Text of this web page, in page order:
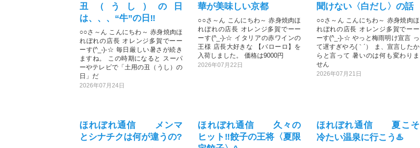
丑（うし）の日
は、、、“牛”の日‼️
○○さ～ん こんにちわ～ 赤身焼肉ほ
れぼれの店長 オレンジ多賀でーー
ーす(^_-)-☆ 毎日厳しい暑さが続き
ますね。 この時期になると スーパ
ーやテレビで「土用の丑（うし）の
日」だ
2026年07月24日
華が美味しい京都
○○さ～ん こんにちわ～ 赤身焼肉ほ
れぼれの店長 オレンジ多賀でーー
ーす(^_-)-☆ イタリアの赤ワインの
王様 店長大好きな 【バローロ】を
入荷しました。 価格は9000円
2026年07月22日
聞けない〈白だし〉の話
○○さ～ん こんにちわ～ 赤身焼肉ほ
れぼれの店長 オレンジ多賀でーー
ーす(^_-)-☆ やっと梅雨明け宣言 っ
て遅すぎやろ(｀´） ま、宣言したか
らと言って 暑いのは何も変わりま
せん
2026年07月21日
ほれぼれ通信 メンマ
とシナチクは何が違うの?
ほれぼれ通信 久々の
ヒット‼️餃子の王将〈夏限
ほれぼれ通信 夏こそ
冷たい温泉に行こう♨️